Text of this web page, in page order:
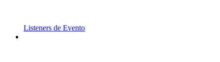
Listeners de Evento